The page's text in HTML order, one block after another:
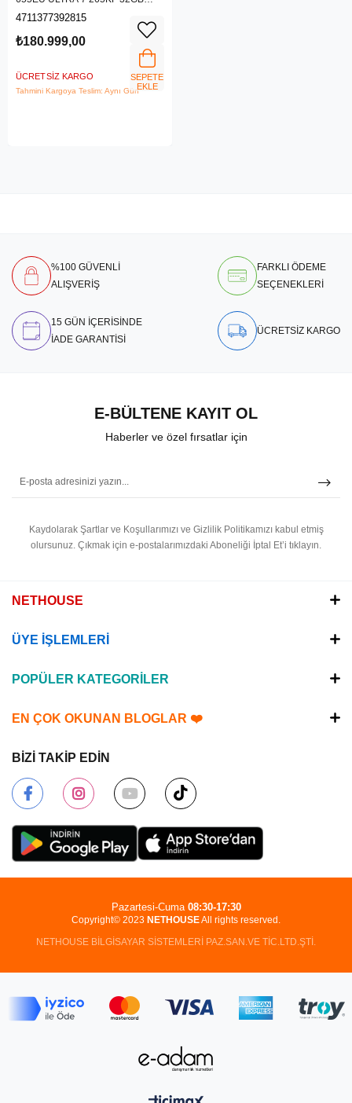
DDR5 1TB SSD RTX 5070 Ti
VENTUS 3X 16G W11 GAMING
4711377392815
₺180.999,00
ÜCRETSIZ KARGO
Tahmini Kargoya Teslim: Aynı Gün
SEPETE
EKLE
%100 GÜVENLİ
ALIŞVERİŞ
FARKLI ÖDEME
SEÇENEKLERİ
15 GÜN İÇERİSİNDE
İADE GARANTİSİ
ÜCRETSİZ KARGO
E-BÜLTENE KAYIT OL
Haberler ve özel fırsatlar için
Kaydolarak Şartlar ve Koşullarımızı ve Gizlilik Politikamızı kabul etmiş
olursunuz. Çıkmak için e-postalarımızdaki Aboneliği İptal Et’i tıklayın.
NETHOUSE
ÜYE İŞLEMLERİ
POPÜLER KATEGORİLER
EN ÇOK OKUNAN BLOGLAR ❤️
BİZİ TAKİP EDİN
Copyright© 2023 NETHOUSEAll rights reserved.
NETHOUSE BİLGİSAYAR SİSTEMLERİ PAZ.SAN.VE TİC.LTD.ŞTİ.
Pazartesi-Cuma 08:30-17:30